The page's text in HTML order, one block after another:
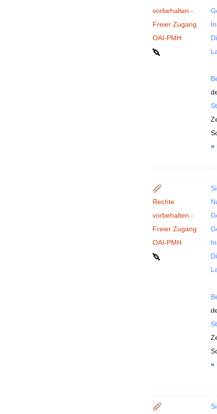
vorbehalten -
Freier Zugang
OAI-PMH
»
Rechte
vorbehalten -
Freier Zugang
OAI-PMH
»